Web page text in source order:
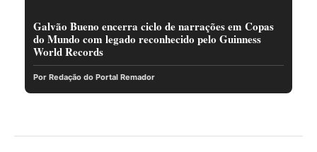
Galvão Bueno encerra ciclo de narrações em Copas
do Mundo com legado reconhecido pelo Guinness
World Records
Por Redação do Portal Remador